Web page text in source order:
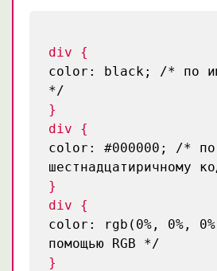
div {
color: black; /* по
*/
}
div {
color: #000000; /* по
шестнадцатиричному
}
div {
color: rgb(0%, 0%,
помощью RGB */
}